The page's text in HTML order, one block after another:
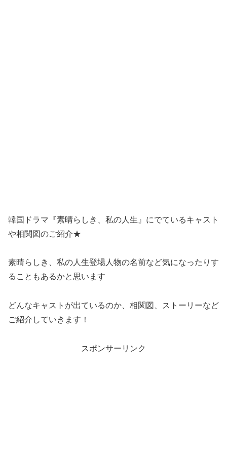
韓国ドラマ『素晴らしき、私の人生』にでているキャスト
や相関図のご紹介★
素晴らしき、私の人生登場人物の名前など気になったりす
ることもあるかと思います
どんなキャストが出ているのか、相関図、ストーリーなど
ご紹介していきます！
スポンサーリンク